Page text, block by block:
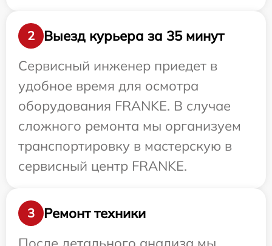
2
Выезд курьера за 35 минут
Сервисный инженер приедет в
удобное время для осмотра
оборудования FRANKE. В случае
сложного ремонта мы организуем
транспортировку в мастерскую в
сервисный центр FRANKE.
3
Ремонт техники